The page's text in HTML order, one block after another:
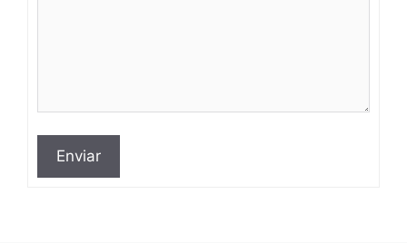
Enviar